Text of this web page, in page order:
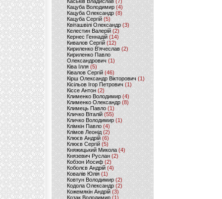
Кацуба Володимир (4)
Кацуба Олександр (8)
Кацуба Сергій (5)
Квіташвілі Олександр(3)
Келестин Валерій(2)
Кернес Геннадій (14)
Кивалов Сергій (12)
Кириленко В’ячеслав (2)
Кириленко Павло
Олександрович (1)
Ківа Ілля (5)
Ківалов Сергій(46)
Кірш Олександр Вікторович (1)
Кісільов Ігор Петрович (1)
Кіссе Антон (2)
Клименко Володимир(4)
Клименко Олександр (8)
Климець Павло (1)
Кличко Віталій(55)
Кличко Володимир (1)
Клімкін Павло (4)
Клімов Леонід(2)
Клюєв Андрій(6)
Клюєв Сергій (5)
Княжицький Микола(4)
Князевич Руслан (2)
Кобзон Иосиф(2)
Коболєв Андрій (4)
Ковалів Юлія(1)
Ковтун Володимир (2)
Кодола Олександр (2)
Кожемякін Андрій (3)
Козак Володимир (1)